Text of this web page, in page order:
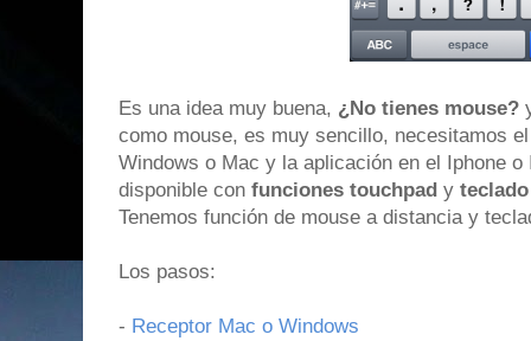
Es una idea muy buena, ¿No tienes mouse?
como mouse, es muy sencillo, necesitamos
Windows o Mac y la aplicación en el Iphone
disponible con funciones touchpad y
Tenemos función de mouse a distancia y
Los pasos:
- Receptor Mac o Windows